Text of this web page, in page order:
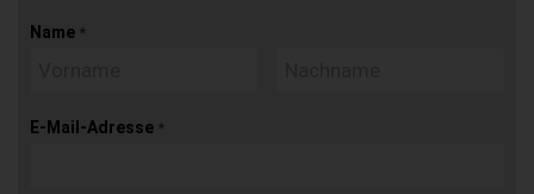
Name *
E-Mail-Adresse *